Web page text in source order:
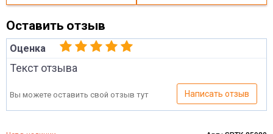
Оставить отзыв
Оценка
Текст отзыва
Вы можете оставить свой отзыв тут Написать отзыв